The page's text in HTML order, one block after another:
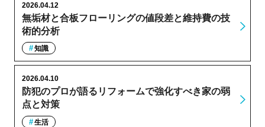
無垢材と合板フローリングの値段差と維持費の技
術的分析
2026.04.12
知識
防犯のプロが語るリフォームで強化すべき家の弱
点と対策
2026.04.10
生活